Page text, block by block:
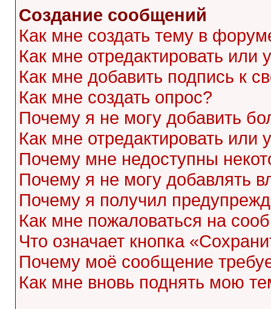
Создание сообщений
Как мне создать тему в
Как мне отредактировать или
Как мне добавить подпись к
Как мне создать опрос?
Почему я не могу добавить
Как мне отредактировать или
Почему мне недоступны
Почему я не могу добавлять
Почему я получил
Как мне пожаловаться на
Что означает кнопка
Почему моё сообщение
Как мне вновь поднять мою